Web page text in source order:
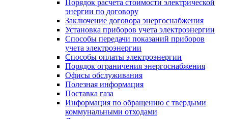
Порядок расчета стоимости электрической
энергии по договору
Заключение договора энергоснабжения
Установка приборов учета электроэнергии
Способы передачи показаний приборов
учета электроэнергии
Способы оплаты электроэнергии
Порядок ограничения энергоснабжения
Офисы обслуживания
Полезная информация
Поставка газа
Информация по обращению с твердыми
коммунальными отходами